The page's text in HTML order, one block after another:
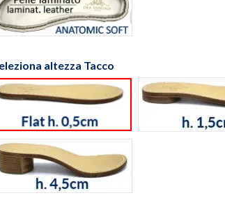
altezza Tacco
flat h. 0,5cm
h.
h. 4,5cm